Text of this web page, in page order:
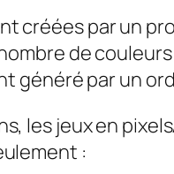
créées par un
de
généré par un
les jeux en
: